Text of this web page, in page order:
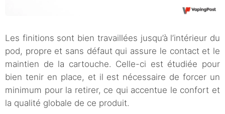
Les finitions sont bien travaillées jusqu’à l’intérieur du
pod, propre et sans défaut qui assure le contact et le
maintien de la cartouche. Celle-ci est étudiée pour
bien tenir en place, et il est nécessaire de forcer un
minimum pour la retirer, ce qui accentue le confort et
la qualité globale de ce produit.